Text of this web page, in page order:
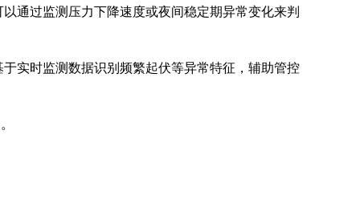
通过监测压力下降速度或夜间稳定期异常变化来判
实时监测数据识别频繁起伏等异常特征，辅助管控